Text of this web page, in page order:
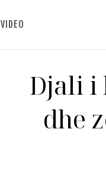
VIDEO
Djali i
dhe